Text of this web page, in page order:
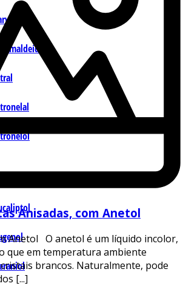
Anisadas, com Anetol
Anetol O anetol é um líquido incolor,
que em temperatura ambiente
brancos. Naturalmente, pode
[...]